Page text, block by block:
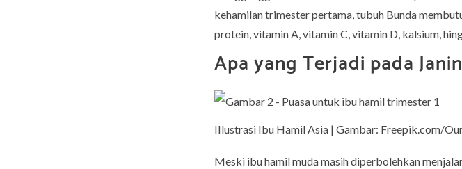
kehamilan trimester pertama, tubuh Bunda
protein, vitamin A, vitamin C, vitamin D, kalsium,
Apa yang Terjadi pada
IIlustrasi Ibu Hamil Asia | Gambar: Freepik.com/
Meski ibu hamil muda masih diperbolehkan